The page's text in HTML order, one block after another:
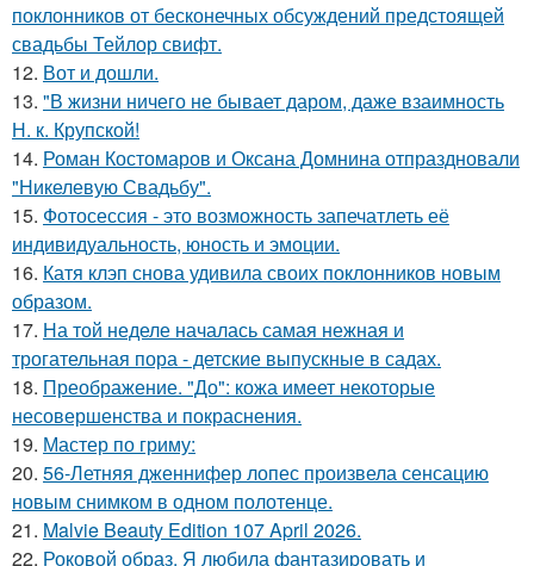
поклонников от бесконечных обсуждений предстоящей
свадьбы Тейлор свифт.
12. Вот и дошли.
13. "В жизни ничего не бывает даром, даже взаимность
Н. к. Крупской!
14. Роман Костомаров и Оксана Домнина отпраздновали
"Никелевую Свадьбу".
15. Фотосессия - это возможность запечатлеть её
индивидуальность, юность и эмоции.
16. Катя клэп снова удивила своих поклонников новым
образом.
17. На той неделе началась самая нежная и
трогательная пора - детские выпускные в садах.
18. Преображение. "До": кожа имеет некоторые
несовершенства и покраснения.
19. Мастер по гриму:
20. 56-Летняя дженнифер лопес произвела сенсацию
новым снимком в одном полотенце.
21. Malvie Beauty Edition 107 April 2026.
22. Роковой образ. Я любила фантазировать и